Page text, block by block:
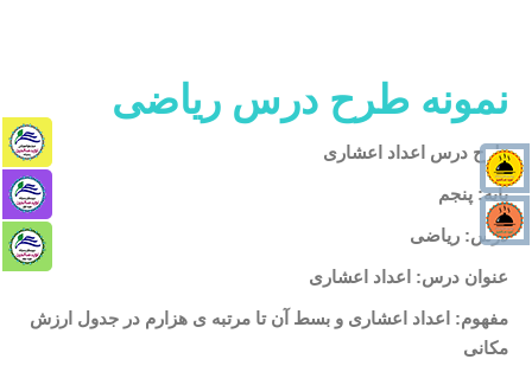
نمونه طرح درس ریاضی
طرح درس اعداد اعشاری
پایه: پنجم
درس: ریاضی
عنوان درس: اعداد اعشاری
مفهوم: اعداد اعشاری و بسط آن تا مرتبه ی هزارم در جدول ارزش
مکانی